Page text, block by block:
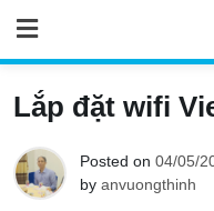
content
Lắp đặt wifi
Posted on 04/05/
by anvuongthinh